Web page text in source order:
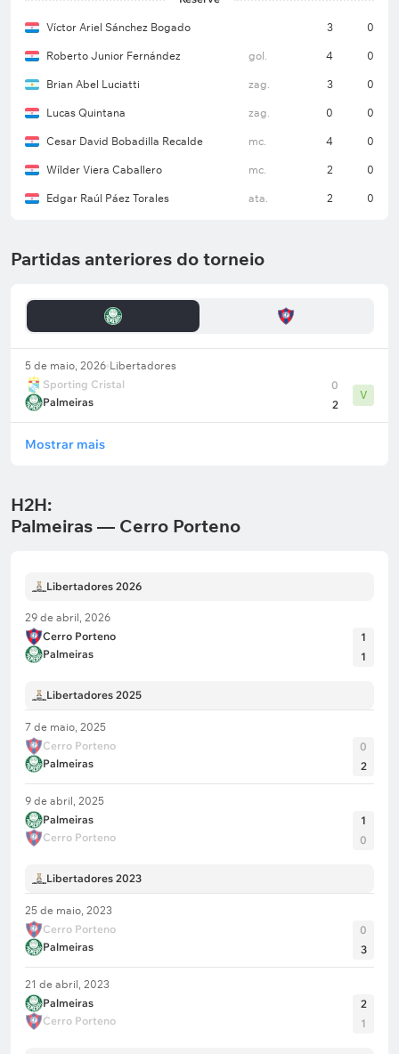
Víctor Ariel Sánchez Bogado 3 0
Roberto Junior Fernández gol. 4 0
Brian Abel Luciatti zag. 3 0
Lucas Quintana zag. 0 0
Cesar David Bobadilla Recalde mc. 4 0
Wílder Viera Caballero mc. 2 0
Edgar Raúl Páez Torales ata. 2 0
Partidas anteriores do torneio
5 de maio, 2026 Libertadores
Sporting Cristal
Palmeiras
0
2
V
Mostrar mais
H2H:
Palmeiras — Cerro Porteno
Libertadores 2026
29 de abril, 2026
Cerro Porteno
Palmeiras
1
1
Libertadores 2025
7 de maio, 2025
Cerro Porteno
Palmeiras
0
2
9 de abril, 2025
Palmeiras
Cerro Porteno
1
0
Libertadores 2023
25 de maio, 2023
Cerro Porteno
Palmeiras
0
3
21 de abril, 2023
Palmeiras
Cerro Porteno
2
1